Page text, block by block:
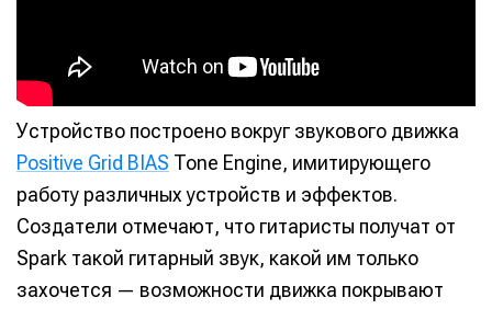
Устройство построено вокруг звукового движка
Positive Grid BIAS Tone Engine, имитирующего
работу различных устройств и эффектов.
Создатели отмечают, что гитаристы получат от
Spark такой гитарный звук, какой им только
захочется — возможности движка покрывают